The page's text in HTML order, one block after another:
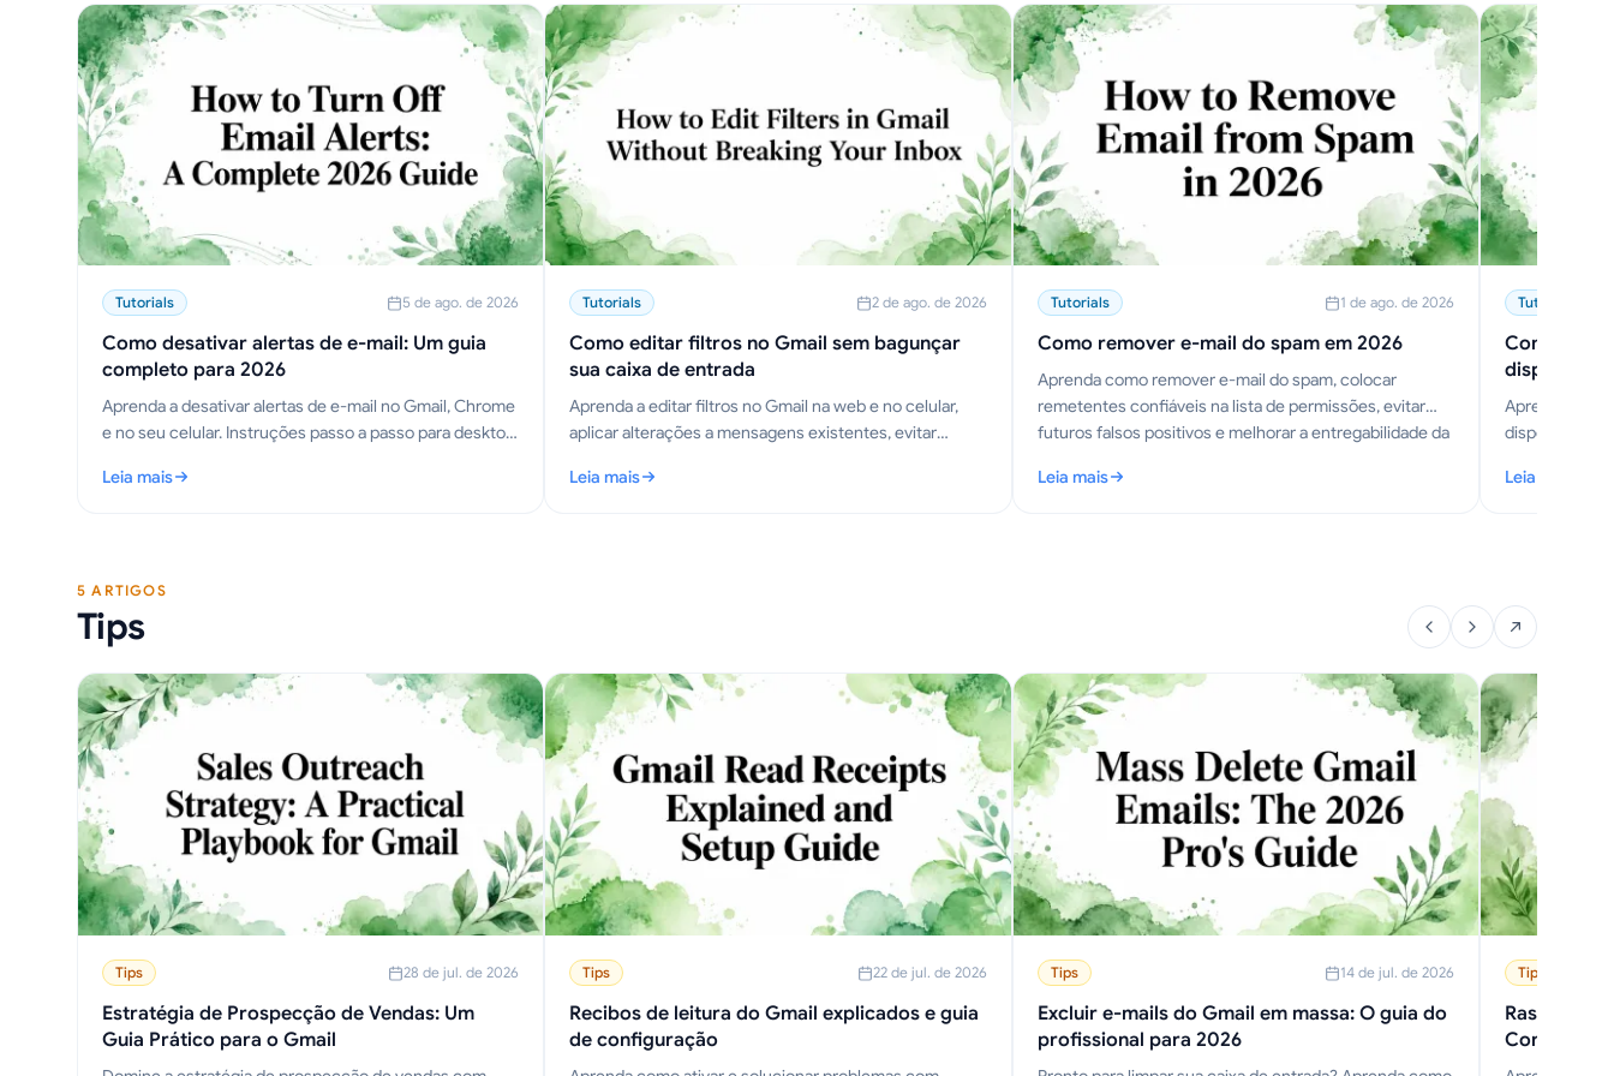
Tutorials 5 de ago. de 2026
Como desativar alertas de e-mail: Um guia
completo para 2026
Aprenda a desativar alertas de e-mail no Gmail, Chrome
e no seu celular. Instruções passo a passo para desktop,
solução de problemas.
Leia mais
: Como desativar alertas de e-mail: Um guia completo para 2026
Tutorials 2 de ago. de 2026
Como editar filtros no Gmail sem bagunçar
sua caixa de entrada
Aprenda a editar filtros no Gmail na web e no celular,
aplicar alterações a mensagens existentes, evitar
profissional.
Leia mais
: Como editar filtros no Gmail sem bagunçar sua caixa de entrada
Tutorials 1 de ago. de 2026
Como remover e-mail do spam em 2026
Aprenda como remover e-mail do spam, colocar
remetentes confiáveis na lista de permissões, evitar
futuros falsos positivos e melhorar a entregabilidade da
Leia mais
: Como remover e-mail do spam em 2026
Tutorials
Como
Aprenda a
dispositivos
Leia mais
: Como
5 ARTIGOS
Tips
Tips 28 de jul. de 2026
Estratégia de Prospecção de Vendas: Um
Guia Prático para o Gmail
Tips 22 de jul. de 2026
Recibos de leitura do Gmail explicados e guia
de configuração
Tips 14 de jul. de 2026
Excluir e-mails do Gmail em massa: O guia do
profissional para 2026
Tips
Práticas